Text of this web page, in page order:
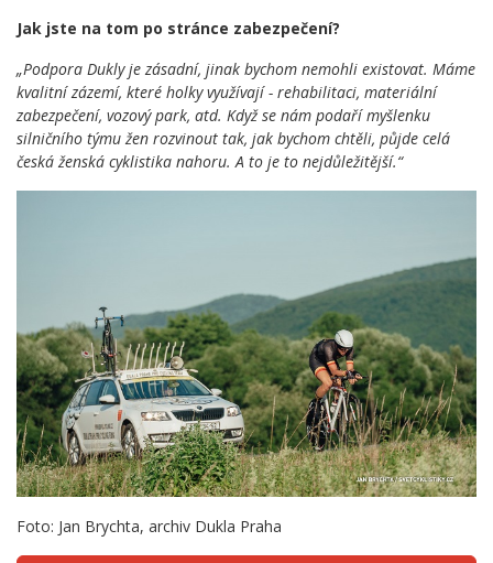
Jak jste na tom po stránce zabezpečení?
„Podpora Dukly je zásadní, jinak bychom nemohli existovat. Máme
kvalitní zázemí, které holky využívají - rehabilitaci, materiální
zabezpečení, vozový park, atd. Když se nám podaří myšlenku
silničního týmu žen rozvinout tak, jak bychom chtěli, půjde celá
česká ženská cyklistika nahoru. A to je to nejdůležitější.“
Foto: Jan Brychta, archiv Dukla Praha